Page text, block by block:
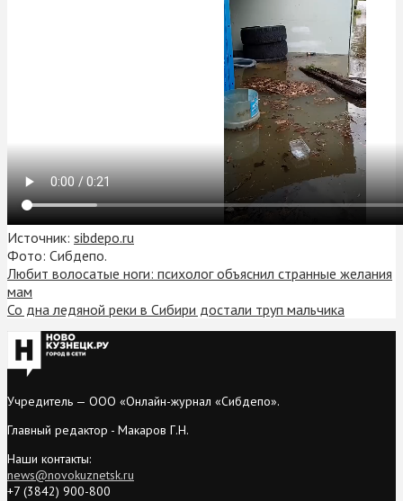
Источник: sibdepo.ru
Фото: Сибдепо.
Любит волосатые ноги: психолог объяснил странные желания
мам
Со дна ледяной реки в Сибири достали труп мальчика
Учредитель — ООО «Онлайн-журнал «Сибдепо».
Главный редактор - Макаров Г.Н.
Наши контакты:
news@novokuznetsk.ru
+7 (3842) 900-800